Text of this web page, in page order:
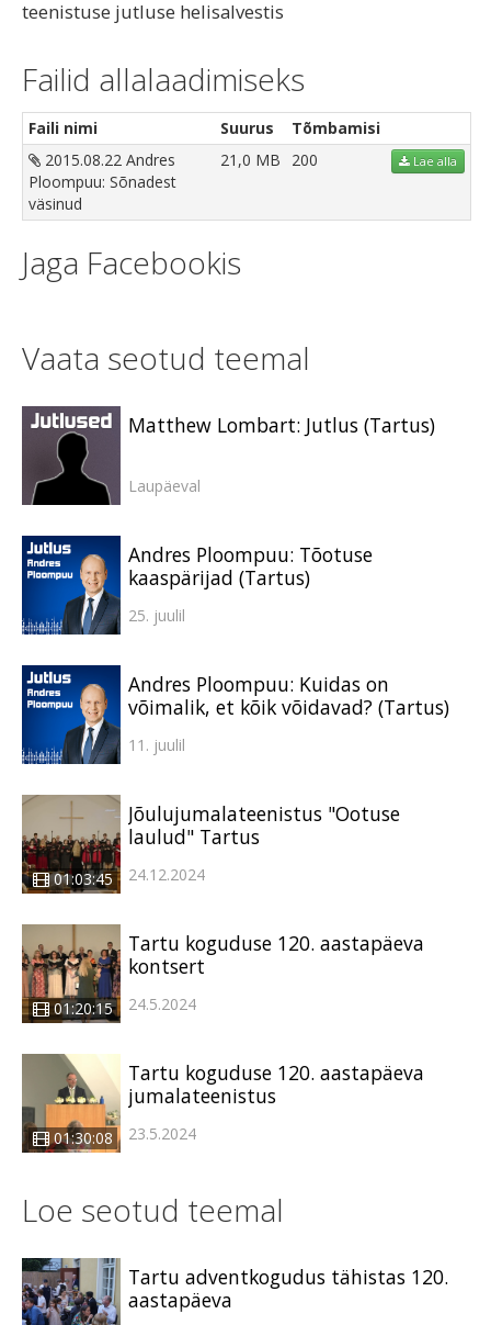
teenistuse jutluse helisalvestis
Failid allalaadimiseks
Faili nimi Suurus
Tõmbamisi
2015.08.22 Andres
Ploompuu: Sõnadest
väsinud
21,0 MB 200 Lae alla
Jaga Facebookis
Vaata seotud teemal
Matthew Lombart: Jutlus (Tartus)
Laupäeval
Andres Ploompuu: Tõotuse
kaaspärijad (Tartus)
25. juulil
Andres Ploompuu: Kuidas on
võimalik, et kõik võidavad? (Tartus)
11. juulil
01:03:45
Jõulujumalateenistus "Ootuse
laulud" Tartus
24.12.2024
01:20:15
Tartu koguduse 120. aastapäeva
kontsert
24.5.2024
01:30:08
Tartu koguduse 120. aastapäeva
jumalateenistus
23.5.2024
Loe seotud teemal
Tartu adventkogudus tähistas 120.
aastapäeva